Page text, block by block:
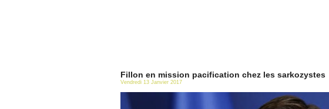
Fillon en mission pacification chez les sarkozystes
Vendredi 13 Janvier 2017